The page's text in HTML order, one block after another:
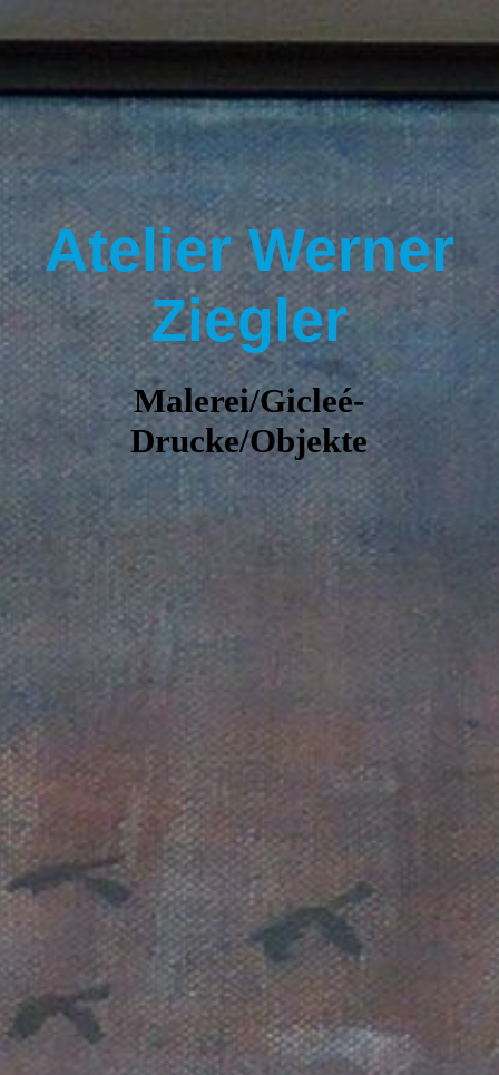
Atelier Werner
Ziegler
Malerei/Gicleé-
Drucke/Objekte
START
KURSE UND SEMINARE
BILDER
KONTAKT
IMPRESSUM
DATENSCHUTZERKLÄRUNG